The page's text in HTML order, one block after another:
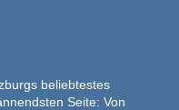
beliebtestes
Seite: Von